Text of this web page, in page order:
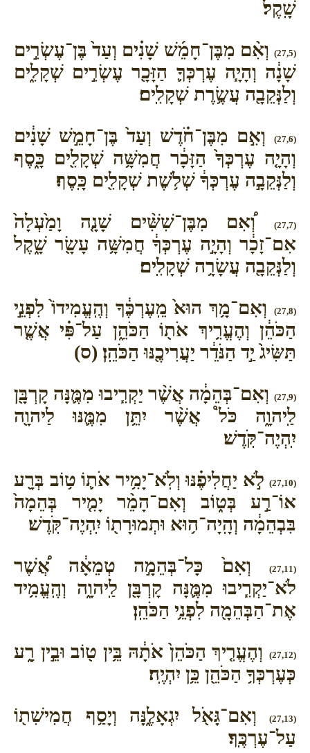
שָֽׁקֶל׃
(27,5)
וְאִ֨ם מִבֶּן־חָמֵ֜שׁ שָׁנִ֗ים וְעַד֙ בֶּן־עֶשְׂרִ֣ים
שָׁנָ֔ה וְהָיָ֧ה עֶרְכְּךָ֛ הַזָּכָ֖ר עֶשְׂרִ֣ים שְׁקָלִ֑ים
וְלַנְּקֵבָ֖ה עֲשֶׂ֥רֶת שְׁקָלִֽים׃
(27,6)
וְאִ֣ם מִבֶּן־חֹ֗דֶשׁ וְעַד֙ בֶּן־חָמֵ֣שׁ שָׁנִ֔ים
וְהָיָ֤ה עֶרְכְּךָ֙ הַזָּכָ֔ר חֲמִשָּׁ֥ה שְׁקָלִ֖ים כָּ֑סֶף
וְלַנְּקֵבָ֣ה עֶרְכְּךָ֔ שְׁלֹ֥שֶׁת שְׁקָלִ֖ים כָּֽסֶף׃
(27,7)
וְ֠אִם מִבֶּן־שִׁשִּׁ֨ים שָׁנָ֤ה וָמַ֙עְלָה֙
אִם־זָכָ֔ר וְהָיָ֣ה עֶרְכְּךָ֔ חֲמִשָּׁ֥ה עָשָׂ֖ר שָׁ֑קֶל
וְלַנְּקֵבָ֖ה עֲשָׂרָ֥ה שְׁקָלִֽים׃
(27,8)
וְאִם־מָ֥ךְ הוּא֙ מֵֽעֶרְכֶּ֔ךָ וְהֶֽעֱמִידוֹ֙ לִפְנֵ֣י
הַכֹּהֵ֔ן וְהֶעֱרִ֥יךְ אֹת֖וֹ הַכֹּהֵ֑ן עַל־פִּ֗י אֲשֶׁ֤ר
תַּשִּׂיג֙ יַ֣ד הַנֹּדֵ֔ר יַעֲרִיכֶ֖נּוּ הַכֹּהֵֽן׃ (ס)
(27,9)
וְאִם־בְּהֵמָ֔ה אֲשֶׁ֨ר יַקְרִ֧יבוּ מִמֶּ֛נָּה קָרְבָּ֖ן
לַֽיהוָ֑ה כֹּל֩ אֲשֶׁ֨ר יִתֵּ֥ן מִמֶּ֛נּוּ לַיהוָ֖ה
יִֽהְיֶה־קֹּֽדֶשׁ׃
(27,10)
לֹ֣א יַחֲלִיפֶ֗נּוּ וְלֹֽא־יָמִ֥יר אֹת֛וֹ ט֥וֹב בְּרָ֖ע
אוֹ־רַ֣ע בְּט֑וֹב וְאִם־הָמֵ֨ר יָמִ֤יר בְּהֵמָה֙
בִּבְהֵמָ֔ה וְהָֽיָה־ה֥וּא וּתְמוּרָת֖וֹ יִֽהְיֶה־קֹּֽדֶשׁ׃
(27,11)
וְאִם֙ כָּל־בְּהֵמָ֣ה טְמֵאָ֔ה אֲ֠שֶׁר
לֹא־יַקְרִ֧יבוּ מִמֶּ֛נָּה קָרְבָּ֖ן לַֽיהוָ֑ה וְהֶֽעֱמִ֥יד
אֶת־הַבְּהֵמָ֖ה לִפְנֵ֥י הַכֹּהֵֽן׃
(27,12)
וְהֶעֱרִ֤יךְ הַכֹּהֵן֙ אֹתָ֔הּ בֵּ֥ין ט֖וֹב וּבֵ֣ין רָ֑ע
כְּעֶרְכְּךָ֥ הַכֹּהֵ֖ן כֵּ֥ן יִהְיֶֽה׃
(27,13)
וְאִם־גָּאֹ֖ל יִגְאָלֶ֑נָּה וְיָסַ֥ף חֲמִישִׁת֖וֹ
עַל־עֶרְכֶּֽךָ׃